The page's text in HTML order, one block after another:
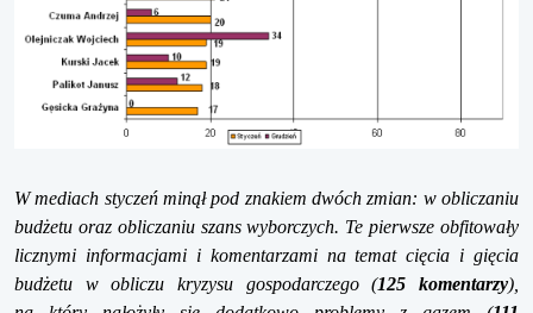
W mediach styczeń minął pod znakiem dwóch zmian: w obliczaniu
budżetu oraz obliczaniu szans wyborczych. Te pierwsze obfitowały
licznymi informacjami i komentarzami na temat cięcia i gięcia
budżetu w obliczu kryzysu gospodarczego (125 komentarzy),